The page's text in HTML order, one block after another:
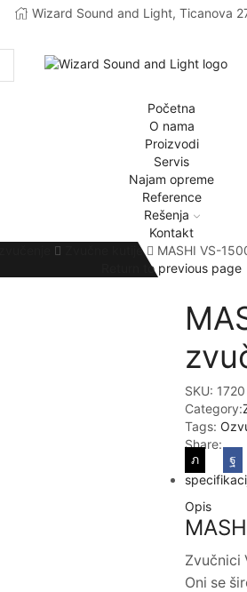
Wizard Sound and Light, Ticanova
Početna
O nama
Proizvodi
Servis
Najam opreme
Reference
Rešenja
Kontakt
Zvučne kutije
MASHI VS-
Return to previous page
SKU: 1720
Category:
Tags:
Share:
Opis
Zvučnici
Oni se